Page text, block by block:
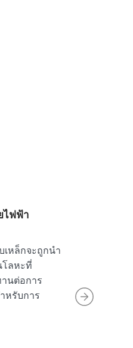
ไฟฟ้า
เหล็กจะถูกนำ
โลหะที่
นต่อการ
หรับการ